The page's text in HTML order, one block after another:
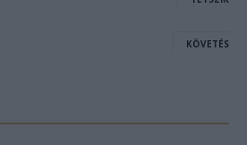
KÖVETÉS